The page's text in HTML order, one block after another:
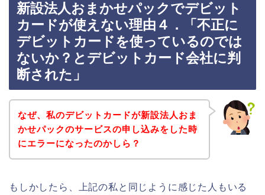
新設法人おまかせパックでデビット
カードが使えない理由４．「不正に
デビットカードを使っているのでは
ないか？とデビットカード会社に判
断された」
なぜ、私のデビットカードが新設法人おま
かせパックのサービスの申し込みをした時
にエラーになったのかしら？
もしかしたら、上記の私と同じように感じた人もいる